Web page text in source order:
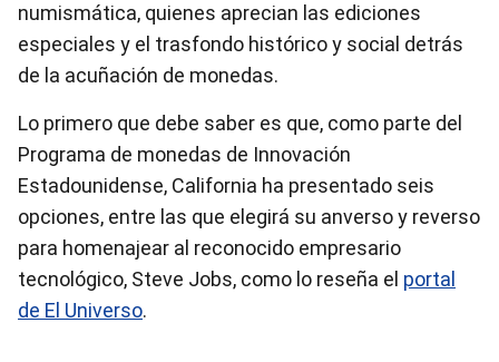
numismática, quienes aprecian las ediciones
especiales y el trasfondo histórico y social detrás
de la acuñación de monedas.
Lo primero que debe saber es que, como parte del
Programa de monedas de Innovación
Estadounidense, California ha presentado seis
opciones, entre las que elegirá su anverso y reverso
para homenajear al reconocido empresario
tecnológico, Steve Jobs, como lo reseña el portal
de El Universo.